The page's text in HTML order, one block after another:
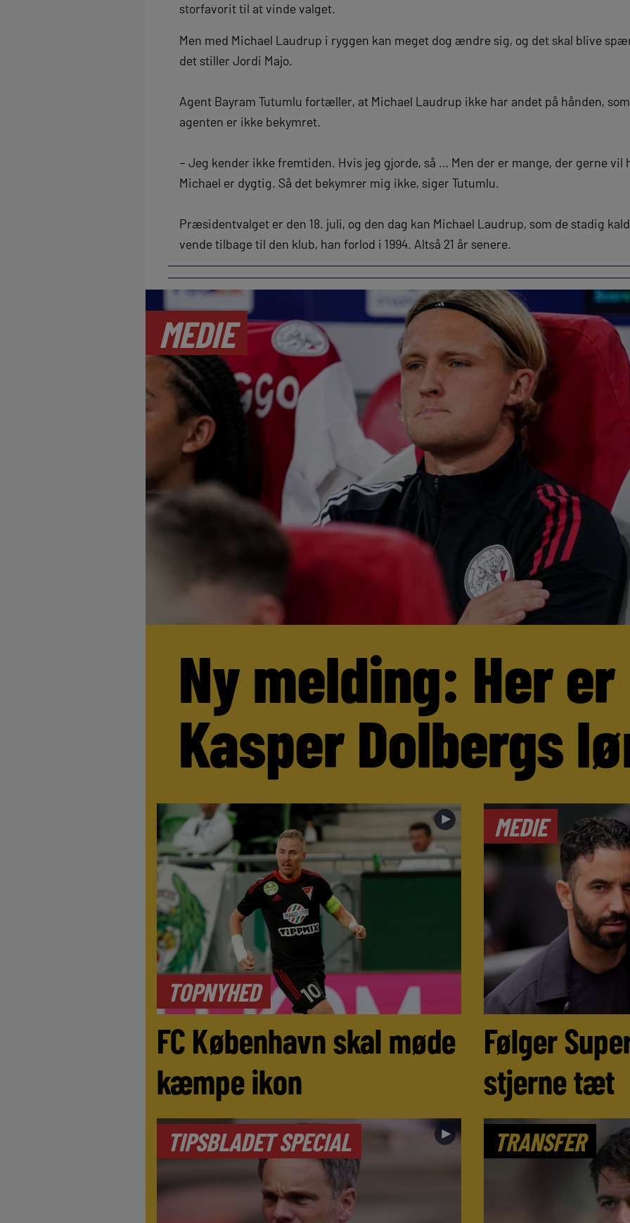
storfavorit til at vinde valget.
Men med Michael Laudrup i ryggen kan meget dog ændre sig, og det skal blive
det stiller Jordi Majo.
Agent Bayram Tutumlu fortæller, at Michael Laudrup ikke har andet på hånden,
agenten er ikke bekymret.
– Jeg kender ikke fremtiden. Hvis jeg gjorde, så … Men der er mange, der gerne vil
Michael er dygtig. Så det bekymrer mig ikke, siger Tutumlu.
Præsidentvalget er den 18. juli, og den dag kan Michael Laudrup, som de stadig
vende tilbage til den klub, han forlod i 1994. Altså 21 år senere.
MEDIE
Ny melding: Her er
Kasper Dolbergs
TOPNYHED
►
FC København skal møde
kæmpe ikon
MEDIE
Følger
stjerne tæt
TIPSBLADET SPECIAL ► TRANSFER